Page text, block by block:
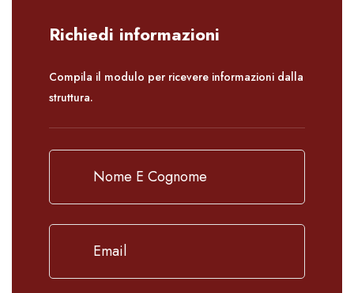
Richiedi informazioni
Compila il modulo per ricevere informazioni dalla
struttura.